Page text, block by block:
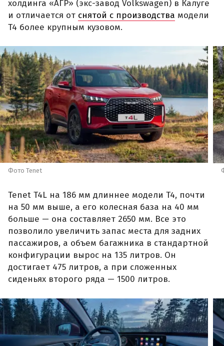
холдинга «АГР» (экс-завод Volkswagen) в Калуге
и отличается от снятой с производства модели
T4 более крупным кузовом.
Фото Tenet
Tenet T4L на 186 мм длиннее модели T4, почти
на 50 мм выше, а его колесная база на 40 мм
больше — она составляет 2650 мм. Все это
позволило увеличить запас места для задних
пассажиров, а объем багажника в стандартной
конфигурации вырос на 135 литров. Он
достигает 475 литров, а при сложенных
сиденьях второго ряда — 1500 литров.